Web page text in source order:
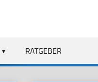
RATGEBER